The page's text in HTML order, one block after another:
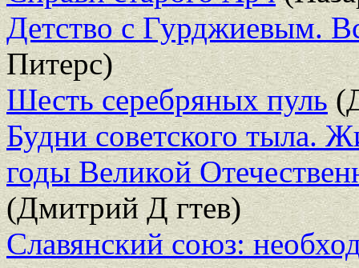
Детство с Гурджиевым.
Питерс)
Шесть серебряных пуль
Будни советского тыла.
годы Великой
(Дмитрий Д гтев)
Славянский союз: